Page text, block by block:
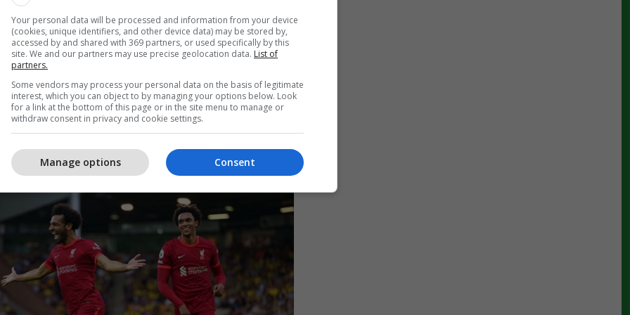
Manchester City në garë për lojtarin e sezonit
Kevin de Bruyne dhe Joao Cancelo.
edhe nga Liverpooli si Mohamed Salah me 22
dhe Trent Alexander-Arnold.
Your personal data will be processed and information from your device
(cookies, unique identifiers, and other device data) may be stored by,
accessed by and shared with 369 partners, or used specifically by this
site. We and our partners may use precise geolocation data. List of
partners.
Some vendors may process your personal data on the basis of legitimate
interest, which you can object to by managing your options below. Look
for a link at the bottom of this page or in the site menu to manage or
withdraw consent in privacy and cookie settings.
Consent
Manage options